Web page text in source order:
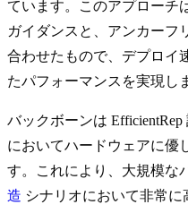
ています。このアプローチ
ガイダンスと、アンカーフ
合わせたもので、デプロイ
たパフォーマンスを実現し
バックボーンは
においてハードウェアに優
す。これにより、大規模な
造 シナリオにおいて非常に